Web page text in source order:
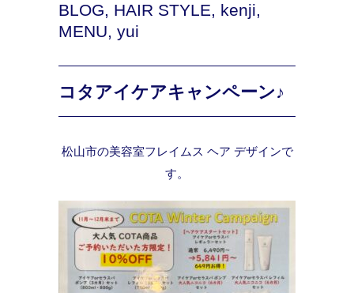
BLOG, HAIR STYLE, kenji,
MENU, yui
コタアイケアキャンペーン♪
松山市の美容室フレイムス ヘア デザインで
す。